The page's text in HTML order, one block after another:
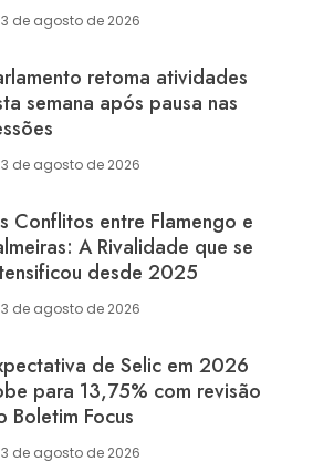
3 de agosto de 2026
retoma atividades
semana após pausa nas
3 de agosto de 2026
Conflitos entre Flamengo e
A Rivalidade que se
desde 2025
3 de agosto de 2026
de Selic em 2026
para 13,75% com revisão
Boletim Focus
3 de agosto de 2026